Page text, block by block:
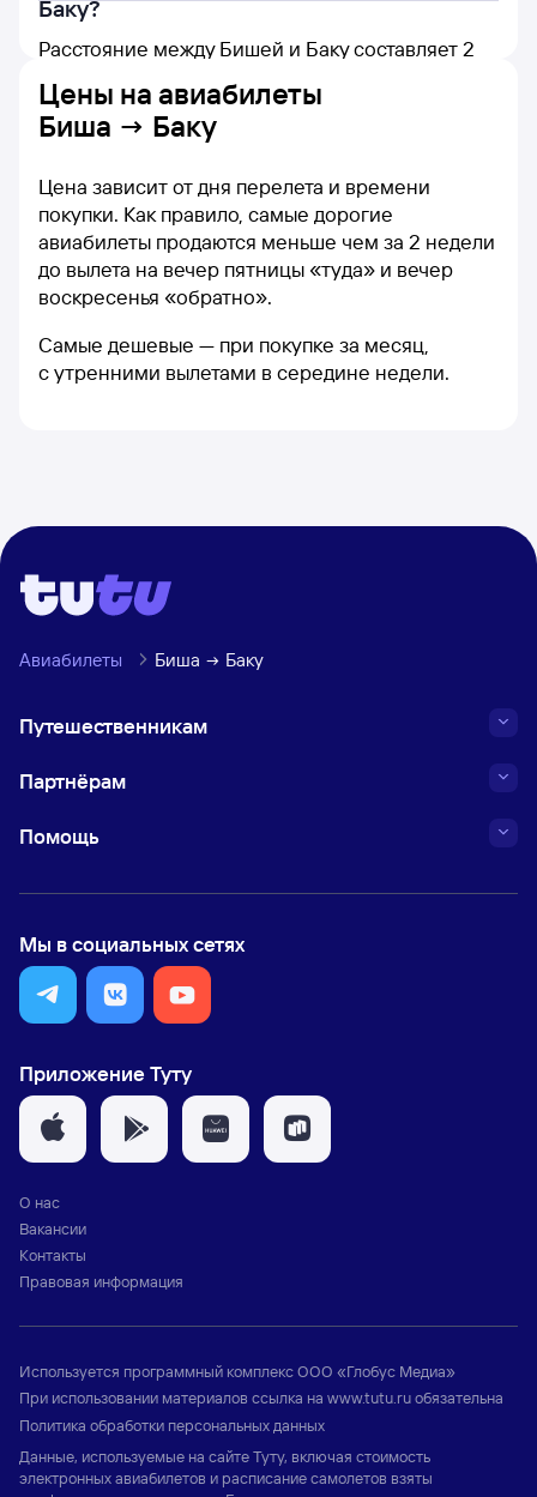
Баку?
Расстояние между Бишей и Баку составляет 2
Цены на авиабилеты
Биша → Баку
Цена зависит от дня перелета и времени
покупки. Как правило, самые дорогие
авиабилеты продаются меньше чем за 2 недели
до вылета на вечер пятницы «туда» и вечер
воскресенья «обратно».
Самые дешевые — при покупке за месяц,
с утренними вылетами в середине недели.
Авиабилеты Биша Баку
Путешественникам
Партнёрам
Помощь
Мы в социальных сетях
Приложение Туту
О нас
Вакансии
Контакты
Правовая информация
Используется программный комплексООО «Глобус Медиа»
При использовании материалов ссылка на www.tutu.ruобязательна
Политика обработки персональных данных
Данные, используемые на сайте Туту, включая стоимость
электронных авиабилетов и расписание самолетов взяты